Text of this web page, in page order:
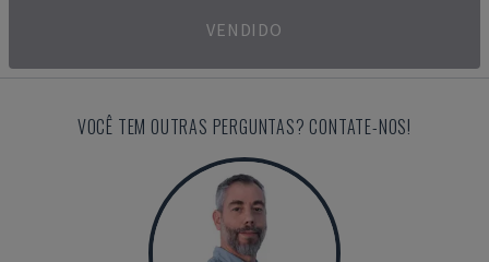
VENDIDO
VOCÊ TEM OUTRAS PERGUNTAS? CONTATE-NOS!